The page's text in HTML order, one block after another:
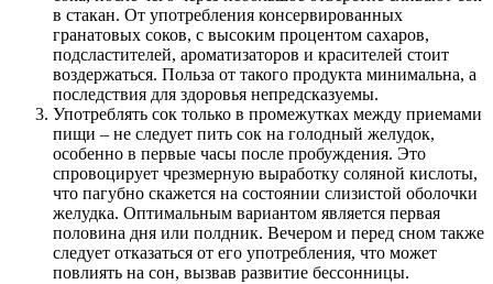
в стакан. От употребления консервированных
гранатовых соков, с высоким процентом сахаров,
подсластителей, ароматизаторов и красителей стоит
воздержаться. Польза от такого продукта минимальна, а
последствия для здоровья непредсказуемы.
Употреблять сок только в промежутках между приемами
пищи – не следует пить сок на голодный желудок,
особенно в первые часы после пробуждения. Это
спровоцирует чрезмерную выработку соляной кислоты,
что пагубно скажется на состоянии слизистой оболочки
желудка. Оптимальным вариантом является первая
половина дня или полдник. Вечером и перед сном также
следует отказаться от его употребления, что может
повлиять на сон, вызвав развитие бессонницы.